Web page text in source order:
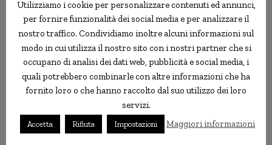
#repost @saisailove . – 3D cafe? . . .
#follow#instagood#??
#followforfollow#follow4follow#instame
#me#myself#girls#hkig#followme#20180626#likeforf
ollow#today#photoshop#vsco#shot#special#insta#ko
rea#holidayselfie . – #?????239_20 #???? #???
Utilizziamo i cookie per personalizzare contenuti ed annunci,
per fornire funzionalità dei social media e per analizzare il
nostro traffico. Condividiamo inoltre alcuni informazioni sul
modo in cui utilizza il nostro sito con i nostri partner che si
occupano di analisi dei dati web, pubblicità e social media, i
quali potrebbero combinarle con altre informazioni che ha
fornito loro o che hanno raccolto dal suo utilizzo dei loro
servizi.
Accetta Rifiuta Impostazioni Maggiori informazioni